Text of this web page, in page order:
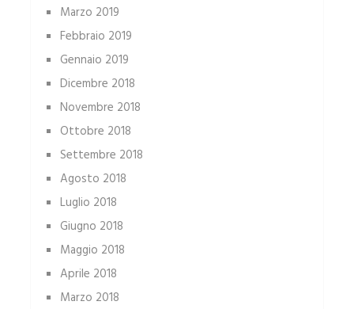
Marzo 2019
Febbraio 2019
Gennaio 2019
Dicembre 2018
Novembre 2018
Ottobre 2018
Settembre 2018
Agosto 2018
Luglio 2018
Giugno 2018
Maggio 2018
Aprile 2018
Marzo 2018